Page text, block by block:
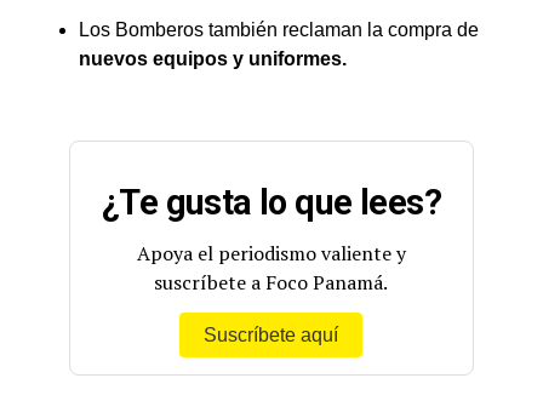
Los Bomberos también reclaman la compra de
nuevos equipos y uniformes.
¿Te gusta lo que lees?
Apoya el periodismo valiente y
suscríbete a Foco Panamá.
Suscríbete aquí